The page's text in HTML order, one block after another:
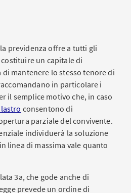
la previdenza offre a tutti gli
un capitale di
mantenere lo stesso tenore di
in particolare i
il semplice motivo che, in caso
consentono di
parziale del convivente.
individuerà la soluzione
linea di massima vale quanto
3a, che gode anche di
prevede un ordine di